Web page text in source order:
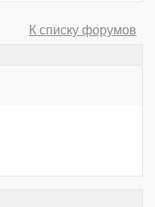
К списку форумов